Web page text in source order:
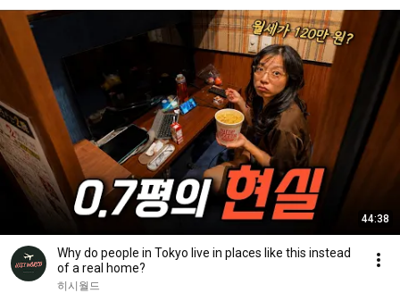
44:38
Why do people in Tokyo live in places like this instead
of a real home?
히시월드